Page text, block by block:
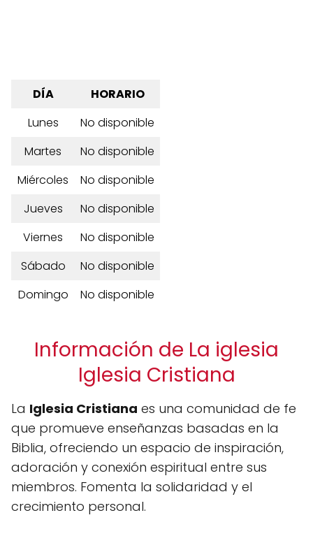
DÍA
HORARIO
Lunes
No disponible
Martes
No disponible
Miércoles
No disponible
Jueves
No disponible
Viernes
No disponible
Sábado
No disponible
Domingo
No disponible
Información de La iglesia
Iglesia Cristiana
La Iglesia Cristiana es una comunidad de fe
que promueve enseñanzas basadas en la
Biblia, ofreciendo un espacio de inspiración,
adoración y conexión espiritual entre sus
miembros. Fomenta la solidaridad y el
crecimiento personal.